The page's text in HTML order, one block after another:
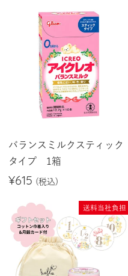
バランスミルクスティック
タイプ 1箱
¥615
送料当社負担